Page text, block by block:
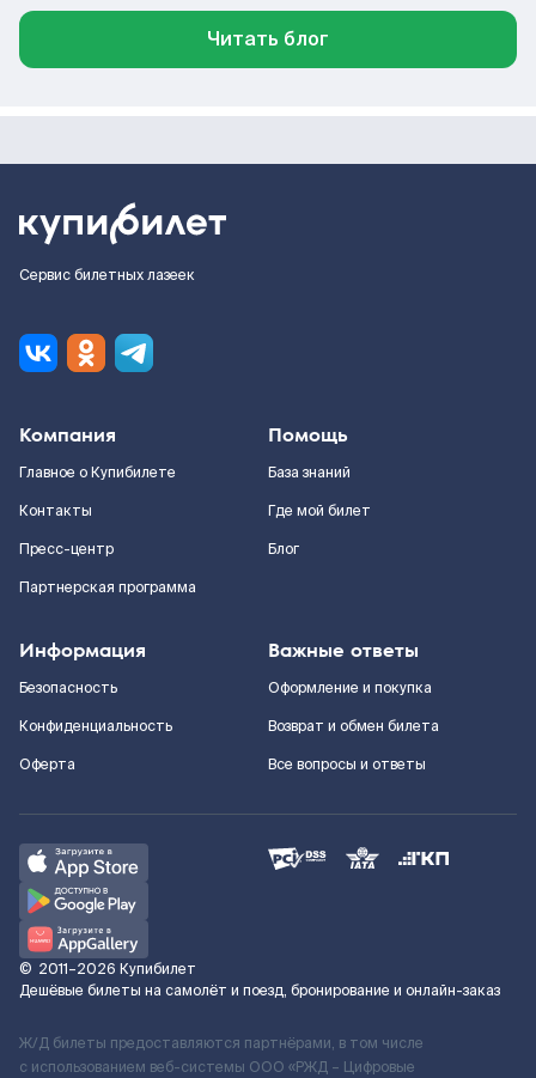
Читать блог
Сервис билетных лазеек
Компания
Главное о Купибилете
Контакты
Пресс-центр
Партнерская программа
Помощь
База знаний
Где мой билет
Блог
Информация
Безопасность
Конфиденциальность
Оферта
Важные ответы
Оформление и покупка
Возврат и обмен билета
Все вопросы и ответы
© 2011–2026 Купибилет
Дешёвые билеты на самолёт и поезд, бронирование и онлайн-заказ
Ж/Д билеты предоставляются партнёрами, в том числе
с использованием веб-системы ООО «РЖД – Цифровые